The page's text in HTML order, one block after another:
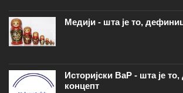
Медији - шта је то,
Историјски ВаР - шта је
концепт